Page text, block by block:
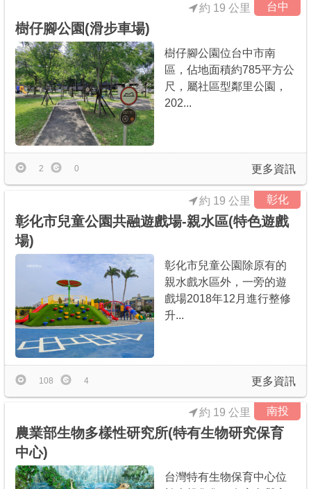
台中
樹仔腳公園(滑步車場)
約 19 公里
樹仔腳公園位台中市南
區，佔地面積約785平方公
尺，屬社區型鄰里公園，
202...
更多資訊
2 0
彰化
彰化市兒童公園共融遊戲場-親水區(特色遊戲
場)
約 19 公里
彰化市兒童公園除原有的
親水戲水區外，一旁的遊
戲場2018年12月進行整修
升...
更多資訊
108 4
南投
農業部生物多樣性研究所(特有生物研究保育
中心)
約 19 公里
台灣特有生物保育中心位